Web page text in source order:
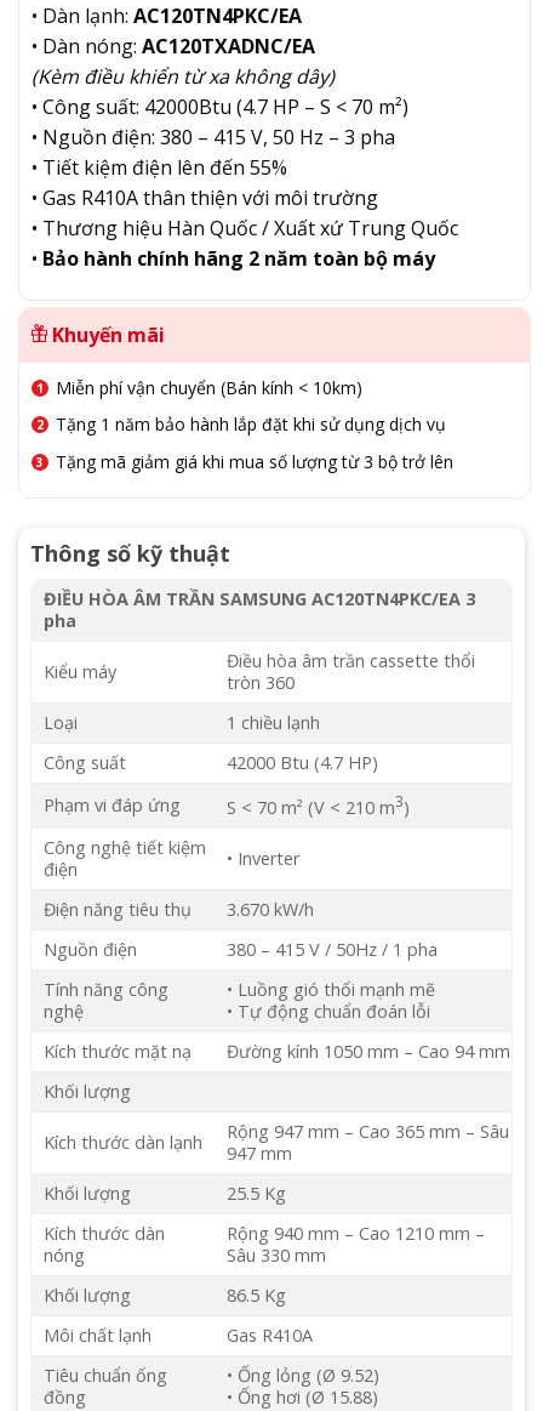
• Dàn lạnh: AC120TN4PKC/EA
• Dàn nóng: AC120TXADNC/EA
(Kèm điều khiển từ xa không dây)
• Công suất: 42000Btu (4.7 HP – S < 70 m²)
• Nguồn điện: 380 – 415 V, 50 Hz – 3 pha
• Tiết kiệm điện lên đến 55%
• Gas R410A thân thiện với môi trường
• Thương hiệu Hàn Quốc / Xuất xứ Trung Quốc
• Bảo hành chính hãng 2 năm toàn bộ máy
Khuyến mãi
Miễn phí vận chuyển (Bán kính < 10km)
Tặng 1 năm bảo hành lắp đặt khi sử dụng dịch vụ
Tặng mã giảm giá khi mua số lượng từ 3 bộ trở lên
Thông số kỹ thuật
ĐIỀU HÒA ÂM TRẦN SAMSUNG AC120TN4PKC/EA 3
pha
Kiểu máy
Điều hòa âm trần cassette thổi
tròn 360
Loại
1 chiều lạnh
Công suất
42000 Btu (4.7 HP)
Phạm vi đáp ứng
S < 70 m² (V < 210 m3)
Công nghệ tiết kiệm
điện
• Inverter
Điện năng tiêu thụ
3.670 kW/h
Nguồn điện
380 – 415 V / 50Hz / 1 pha
Tính năng công
nghệ
• Luồng gió thổi mạnh mẽ
• Tự động chuẩn đoán lỗi
Kích thước mặt nạ
Đường kính 1050 mm – Cao 94 mm
Khối lượng
Kích thước dàn lạnh
Rộng 947 mm – Cao 365 mm – Sâu
947 mm
Khối lượng
25.5 Kg
Kích thước dàn
nóng
Rộng 940 mm – Cao 1210 mm –
Sâu 330 mm
Khối lượng
86.5 Kg
Môi chất lạnh
Gas R410A
Tiêu chuẩn ống
đồng
• Ống lỏng (Ø 9.52)
• Ống hơi (Ø 15.88)